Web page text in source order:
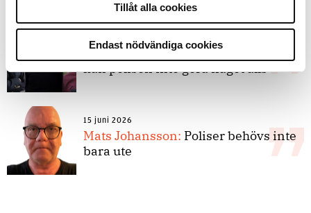
Tillåt alla cookies
Endast nödvändiga cookies
Debatt:Med för höga krav på evidens
kan polisen inte göra något alls
15 juni 2026
Mats Johansson: Poliser behövs inte
bara ute